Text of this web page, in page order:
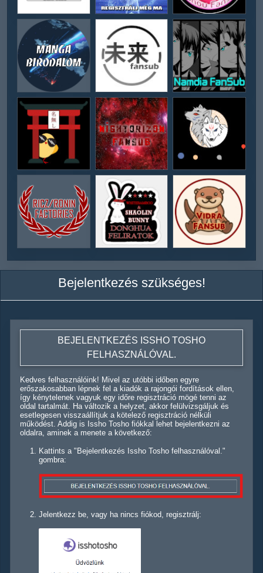
Bejelentkezés szükséges!
BEJELENTKEZÉS ISSHO TOSHO
FELHASZNÁLÓVAL.
Kedves felhasználóink! Mivel az utóbbi időben egyre
erőszakosabban lépnek fel a kiadók a rajongói fordítások ellen,
így kénytelenek vagyuk egy időre regisztráció mögé tenni az
oldal tartalmát. Ha változik a helyzet, akkor felülvizsgáljuk és
esetlegesen visszaállítjuk a kötelező regisztráció nélküli
működést. Addig is Issho Tosho fiókkal lehet bejelentkezni az
oldalra, aminek a menete a következő:
Kattints a "Bejelentkezés Issho Tosho felhasználóval."
gombra:
Jelentkezz be, vagy ha nincs fiókod, regisztrálj: